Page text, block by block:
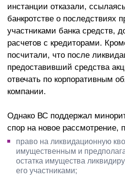
инстанции отказали,
банкротстве о последствиях
участниками банка средств,
расчетов с кредиторами.
посчитали, что после
предоставивший средства
отвечать по корпоративным
компании.
Однако ВС поддержал
спор на новое рассмотрение,
право на ликвидационную
имущественным и
остатка имущества
его участниками;